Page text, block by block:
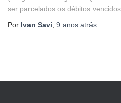
ser parcelados os débitos
Por Ivan Savi 9 anos atrás